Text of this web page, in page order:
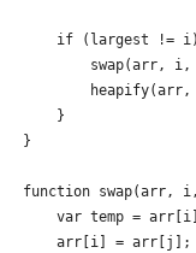
if (largest !=
swap(arr, i,
heapify(arr,
    }
}
function swap(arr,
var temp =
    arr[i] = arr[j];